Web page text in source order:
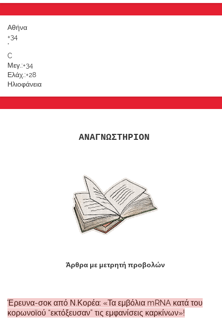
Αθήνα
+34
°
C
Μεγ.:+34
Ελάχ.:+28
Ηλιοφάνεια
ΑΝΑΓΝΩΣΤΗΡΙΟΝ
Άρθρα με μετρητή προβολών
Έρευνα-σοκ από Ν.Κορέα: «Τα εμβόλια mRNA κατά του
κορωνοϊού “εκτόξευσαν” τις εμφανίσεις καρκίνων»!